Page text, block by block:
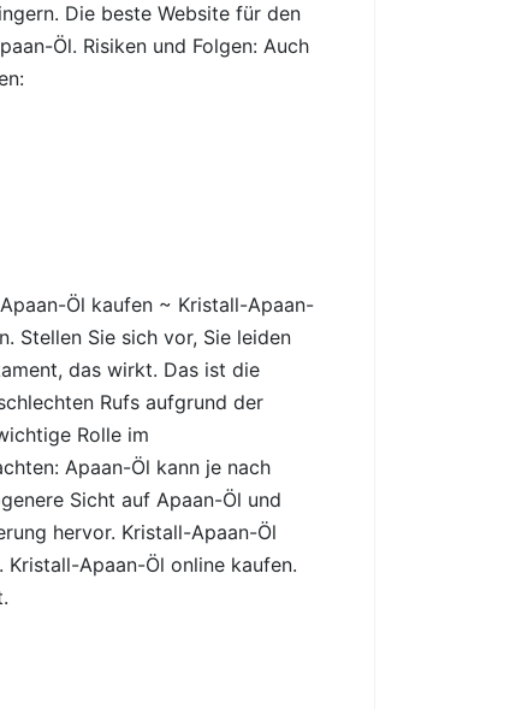
Die beste Website für den
Öl. Risiken und Folgen: Auch
Öl kaufen ~ Kristall-Apaan-
Stellen Sie sich vor, Sie leiden
das wirkt. Das ist die
Rufs aufgrund der
Rolle im
Apaan-Öl kann je nach
Sicht auf Apaan-Öl und
hervor. Kristall-Apaan-Öl
Apaan-Öl online kaufen.